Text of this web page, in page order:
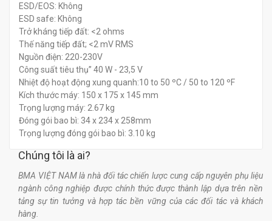
ESD/EOS: Không
ESD safe: Không
Trở kháng tiếp đất: <2 ohms
Thế năng tiếp đất; <2 mV RMS
Nguồn điện: 220-230V
Công suất tiêu thụ” 40 W - 23,5 V
Nhiệt độ hoạt động xung quanh:10 to 50 ºC / 50 to 120 ºF
Kích thước máy: 150 x 175 x 145 mm
Trọng lượng máy: 2.67 kg
Đóng gói bao bì: 34 x 234 x 258mm
Trọng lượng đóng gói bao bì: 3.10 kg
Chúng tôi là ai?
BMA VIỆT NAM là nhà đối tác chiến lược cung cấp nguyên phụ liệu
ngành công nghiệp được chính thức được thành lập dựa trên nền
tảng sự tin tưởng và hợp tác bền vững của các đối tác và khách
hàng.